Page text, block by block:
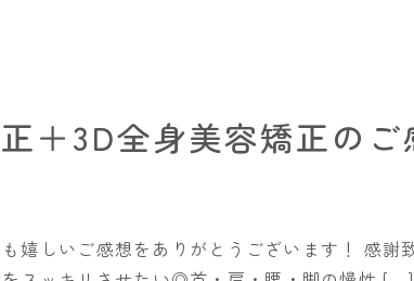
＋3D全身美容矯正の
嬉しいご感想をありがとうございます！ 感